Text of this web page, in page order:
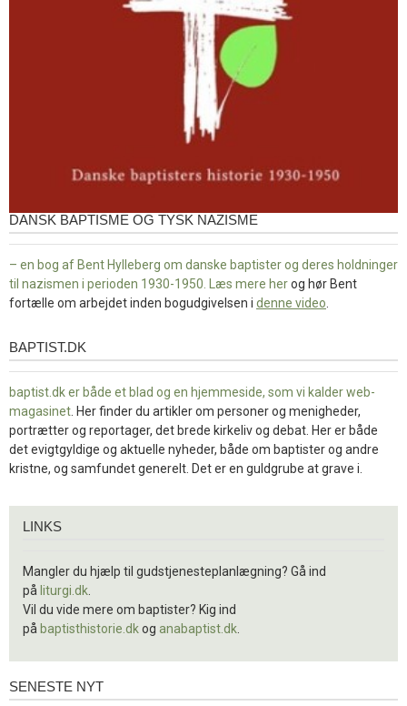
DANSK BAPTISME OG TYSK NAZISME
– en bog af Bent Hylleberg om danske baptister og deres holdninger
til nazismen i perioden 1930-1950. Læs mere herog hør Bent
fortælle om arbejdet inden bogudgivelsen i denne video
baptist.dk
BAPTIST.DK
baptist.dk er både et blad og en hjemmeside, som vi kalder web-
magasinet . Her finder du artikler om personer og menigheder,
portrætter og reportager, det brede kirkeliv og debat. Her er både
det evigtgyldige og aktuelle nyheder, både om baptister og andre
kristne, og samfundet generelt. Det er en guldgrube at grave i.
LINKS
Mangler du hjælp til gudstjenesteplanlægning? Gå ind
på liturgi.dk
Vil du vide mere om baptister? Kig ind
på baptisthistorie.dkog anabaptist.dk
Seneste
SENESTE NYT